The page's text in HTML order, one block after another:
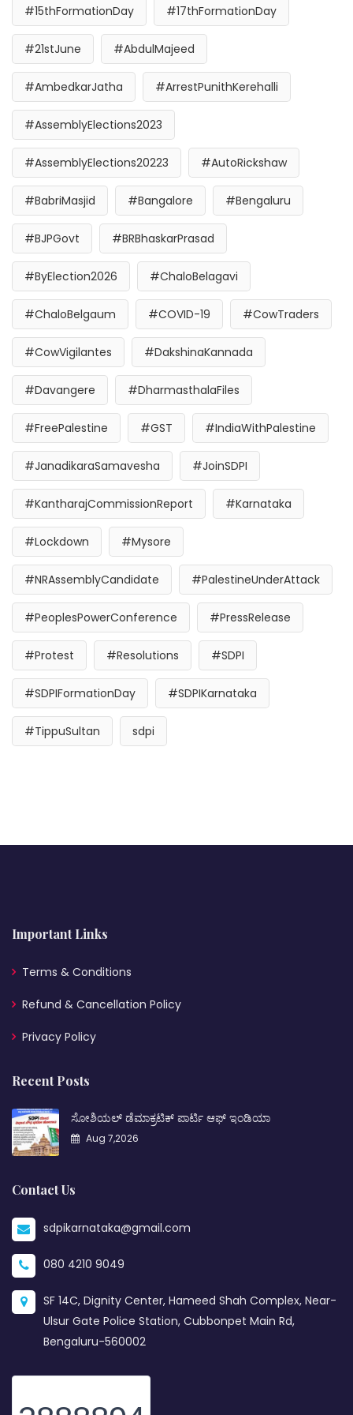
#15thFormationDay #17thFormationDay
#21stJune #AbdulMajeed
#AmbedkarJatha #ArrestPunithKerehalli
#AssemblyElections2023
#AssemblyElections20223 #AutoRickshaw
#BabriMasjid #Bangalore #Bengaluru
#BJPGovt #BRBhaskarPrasad
#ByElection2026 #ChaloBelagavi
#ChaloBelgaum #COVID-19 #CowTraders
#CowVigilantes #DakshinaKannada
#Davangere #DharmasthalaFiles
#FreePalestine #GST #IndiaWithPalestine
#JanadikaraSamavesha #JoinSDPI
#KantharajCommissionReport #Karnataka
#Lockdown #Mysore
#NRAssemblyCandidate #PalestineUnderAttack
#PeoplesPowerConference #PressRelease
#Protest #Resolutions #SDPI
#SDPIFormationDay #SDPIKarnataka
#TippuSultan sdpi
Important Links
Terms & Conditions
Refund & Cancellation Policy
Privacy Policy
Recent Posts
ಸೋಶಿಯಲ್ ಡೆಮಾಕ್ರಟಿಕ್ ಪಾರ್ಟಿ ಆಫ್ ಇಂಡಿಯಾ
Aug 7,2026
Contact Us
sdpikarnataka@gmail.com
080 4210 9049
SF 14C, Dignity Center, Hameed Shah Complex, Near-
Ulsur Gate Police Station, Cubbonpet Main Rd,
Bengaluru-560002